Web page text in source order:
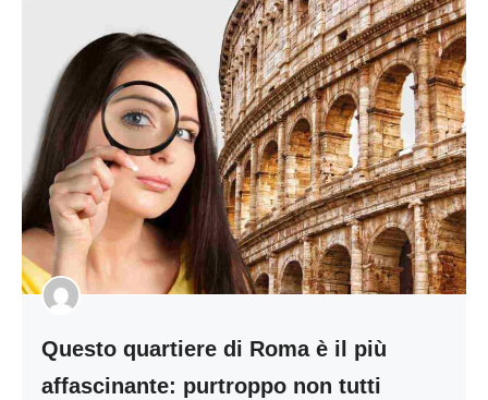
Questo quartiere di Roma è il più
affascinante: purtroppo non tutti